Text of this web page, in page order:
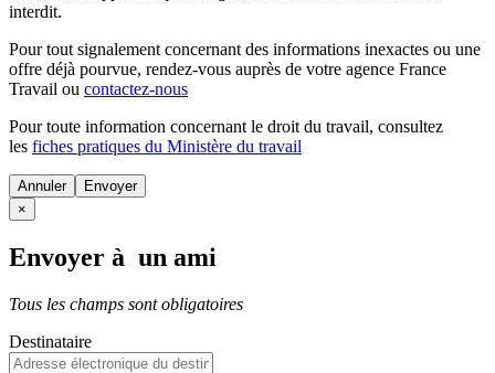
interdit.
Pour tout signalement concernant des informations inexactes ou une
offre déjà pourvue, rendez-vous auprès de votre agence France
Travail ou contactez-nous
Pour toute information concernant le droit du travail, consultez
les fiches pratiques du Ministère du travail
Annuler
×
Envoyer à un ami
Tous les champs sont obligatoires
Destinataire